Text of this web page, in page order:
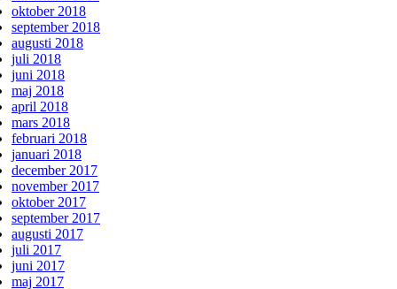
oktober 2018
september 2018
augusti 2018
juli 2018
juni 2018
maj 2018
april 2018
mars 2018
februari 2018
januari 2018
december 2017
november 2017
oktober 2017
september 2017
augusti 2017
juli 2017
juni 2017
maj 2017